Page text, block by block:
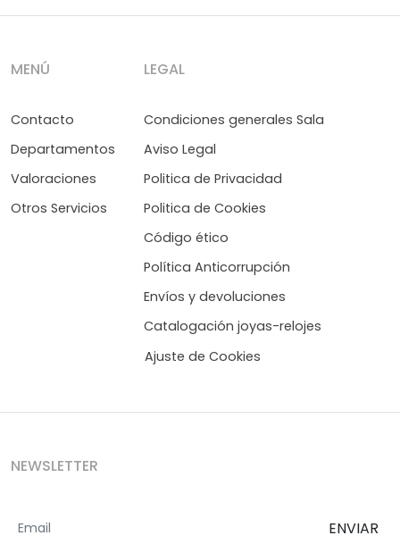
MENÚ
Contacto
Departamentos
Valoraciones
Otros Servicios
LEGAL
Condiciones generales Sala
Aviso Legal
Politica de Privacidad
Politica de Cookies
Código ético
Política Anticorrupción
Envíos y devoluciones
Catalogación joyas-relojes
Ajuste de Cookies
NEWSLETTER
ENVIAR